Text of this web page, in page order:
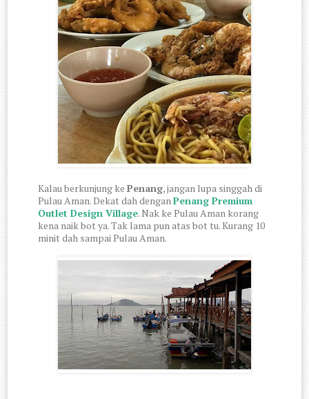
Kalau berkunjung kePenang, jangan lupa singgah di
Pulau Aman. Dekat dah denganPenang Premium
Outlet Design Village. Nak ke Pulau Aman korang
kena naik bot ya. Tak lama pun atas bot tu. Kurang 10
minit dah sampai Pulau Aman.